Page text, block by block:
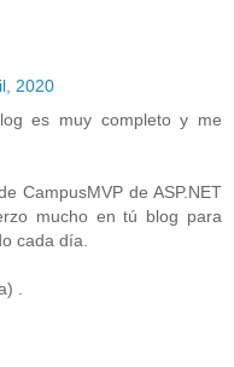
2020
es muy completo y me
CampusMVP de ASP.NET
mucho en tú blog para
cada día.
.